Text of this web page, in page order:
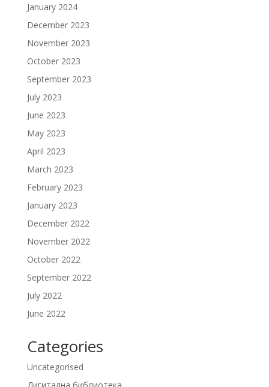
January 2024
December 2023
November 2023
October 2023
September 2023
July 2023
June 2023
May 2023
April 2023
March 2023
February 2023
January 2023
December 2022
November 2022
October 2022
September 2022
July 2022
June 2022
Categories
Uncategorised